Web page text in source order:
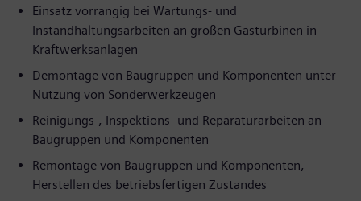
Einsatz vorrangig bei Wartungs- und
Instandhaltungsarbeiten an großen Gasturbinen in
Kraftwerksanlagen
Demontage von Baugruppen und Komponenten unter
Nutzung von Sonderwerkzeugen
Reinigungs-, Inspektions- und Reparaturarbeiten an
Baugruppen und Komponenten
Remontage von Baugruppen und Komponenten,
Herstellen des betriebsfertigen Zustandes